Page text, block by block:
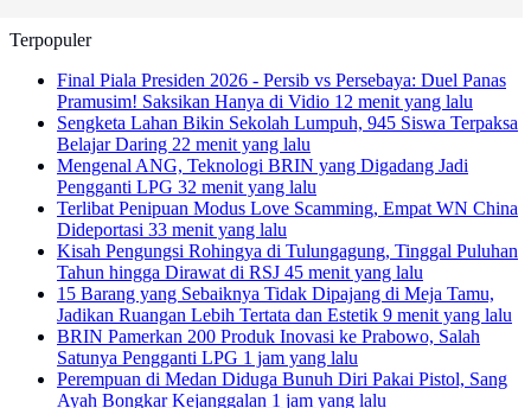
Terpopuler
Final Piala Presiden 2026 - Persib vs Persebaya: Duel Panas
Pramusim! Saksikan Hanya di Vidio 12 menit yang lalu
Sengketa Lahan Bikin Sekolah Lumpuh, 945 Siswa Terpaksa
Belajar Daring 22 menit yang lalu
Mengenal ANG, Teknologi BRIN yang Digadang Jadi
Pengganti LPG 32 menit yang lalu
Terlibat Penipuan Modus Love Scamming, Empat WN China
Dideportasi 33 menit yang lalu
Kisah Pengungsi Rohingya di Tulungagung, Tinggal Puluhan
Tahun hingga Dirawat di RSJ 45 menit yang lalu
15 Barang yang Sebaiknya Tidak Dipajang di Meja Tamu,
Jadikan Ruangan Lebih Tertata dan Estetik 9 menit yang lalu
BRIN Pamerkan 200 Produk Inovasi ke Prabowo, Salah
Satunya Pengganti LPG 1 jam yang lalu
Perempuan di Medan Diduga Bunuh Diri Pakai Pistol, Sang
Ayah Bongkar Kejanggalan 1 jam yang lalu